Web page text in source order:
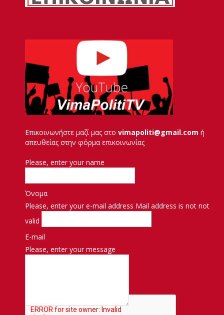
Επικοινωνήστε μαζί μας στο vimapoliti@gmail.com ή
απευθείας στην φόρμα επικοινωνίας
Please, enter your name
Όνομα
Please, enter your e-mail address Mail address is not not
valid
E-mail
Please, enter your message